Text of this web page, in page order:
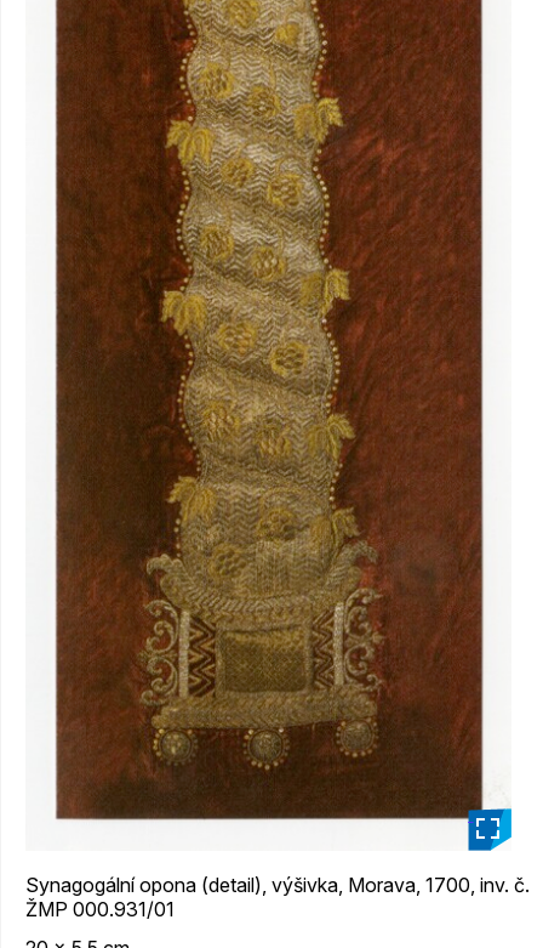
_
Synagogální opona (detail), výšivka, Morava, 1700, inv. č.
ŽMP 000.931/01